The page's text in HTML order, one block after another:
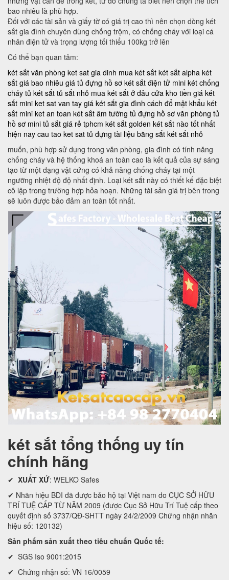
bao nhiêu là phù hợp.
Đối với các tài sản và giấy tờ có giá trị cao thì nên chọn dòng két
sắt gia đình chuyên dùng chống trộm, có chống cháy với loại cá
nhân điện tử và trọng lượng tối thiểu 100kg trở lên
Có thể bạn quan tâm:
két sắt văn phòng ket sat gia dinh mua két sắt két sắt alpha két
sắt giá bao nhiêu giá tủ đựng hồ sơ két sắt điện tử mini két chống
cháy tủ két sắt tủ sắt nhỏ mua két sắt ở đâu cửa kho tiền giá két
sắt mini ket sat van tay giá két sắt gia đình cách đổ mật khẩu két
sắt mini ket an toan két sắt âm tường tủ đựng hồ sơ văn phòng tủ
hồ sơ mini tủ sắt giá rẻ tphcm két sắt golden két sắt nào tốt nhất
hiện nay cau tao ket sat tủ đựng tài liệu bằng sắt két sắt nhỏ
muốn, phù hợp sử dụng trong văn phòng, gia đình có tính năng
chống cháy và hệ thống khoá an toàn cao là kết quả của sự sáng
tạo từ một dạng vật cứng có khả năng chống cháy tại một
ngưỡng nhiệt độ độ nhất định. Loại két sắt này có thiết kế đặc biệt
cô lập trong trường hợp hỏa hoạn. Những tài sản giá trị bên trong
sẽ luôn được bảo đảm an toàn tốt nhất.
két sắt tổng thống uy tín
chính hãng
✔ XUẤT XỨ: WELKO Safes
✔ Nhãn hiệu BDI đã được bảo hộ tại Việt nam do CỤC SỞ HỮU
TRÍ TUỆ CẤP TỪ NĂM 2009 (được Cục Sở Hữu Trí Tuệ cấp theo
quyết định số 3737/QĐ-SHTT ngày 24/2/2009 Chứng nhận nhãn
hiệu số: 120132)
Sản phẩm sản xuất theo tiêu chuẩn Quốc tế:
✔ SGS Iso 9001:2015
✔ Chứng nhận số: VN 16/0059